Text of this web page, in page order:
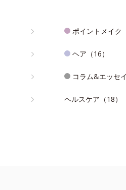
ポイントメイク
ヘア（16）
コラム&エッセ
ヘルスケア（18）